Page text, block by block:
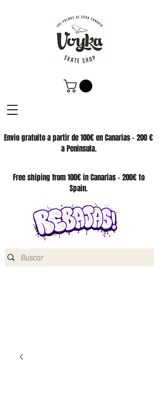
Envio gratuito a partir de 100€ en Canarias - 200 €
a Peninsula.
SKATE SHOP
Free shiping from 100€ in Canarias - 200€ to
Spain.